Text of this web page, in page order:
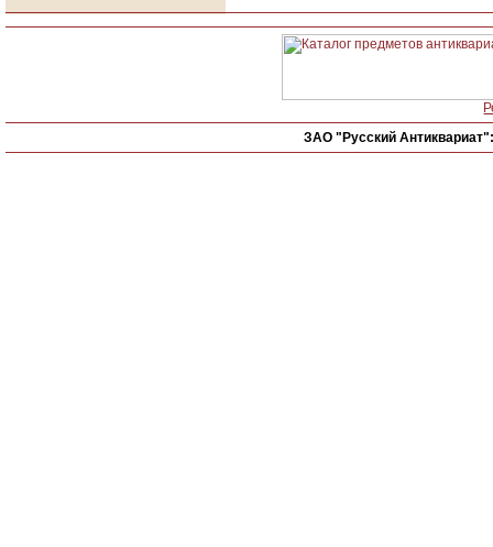
ЗАО "Русский Антиквариат":